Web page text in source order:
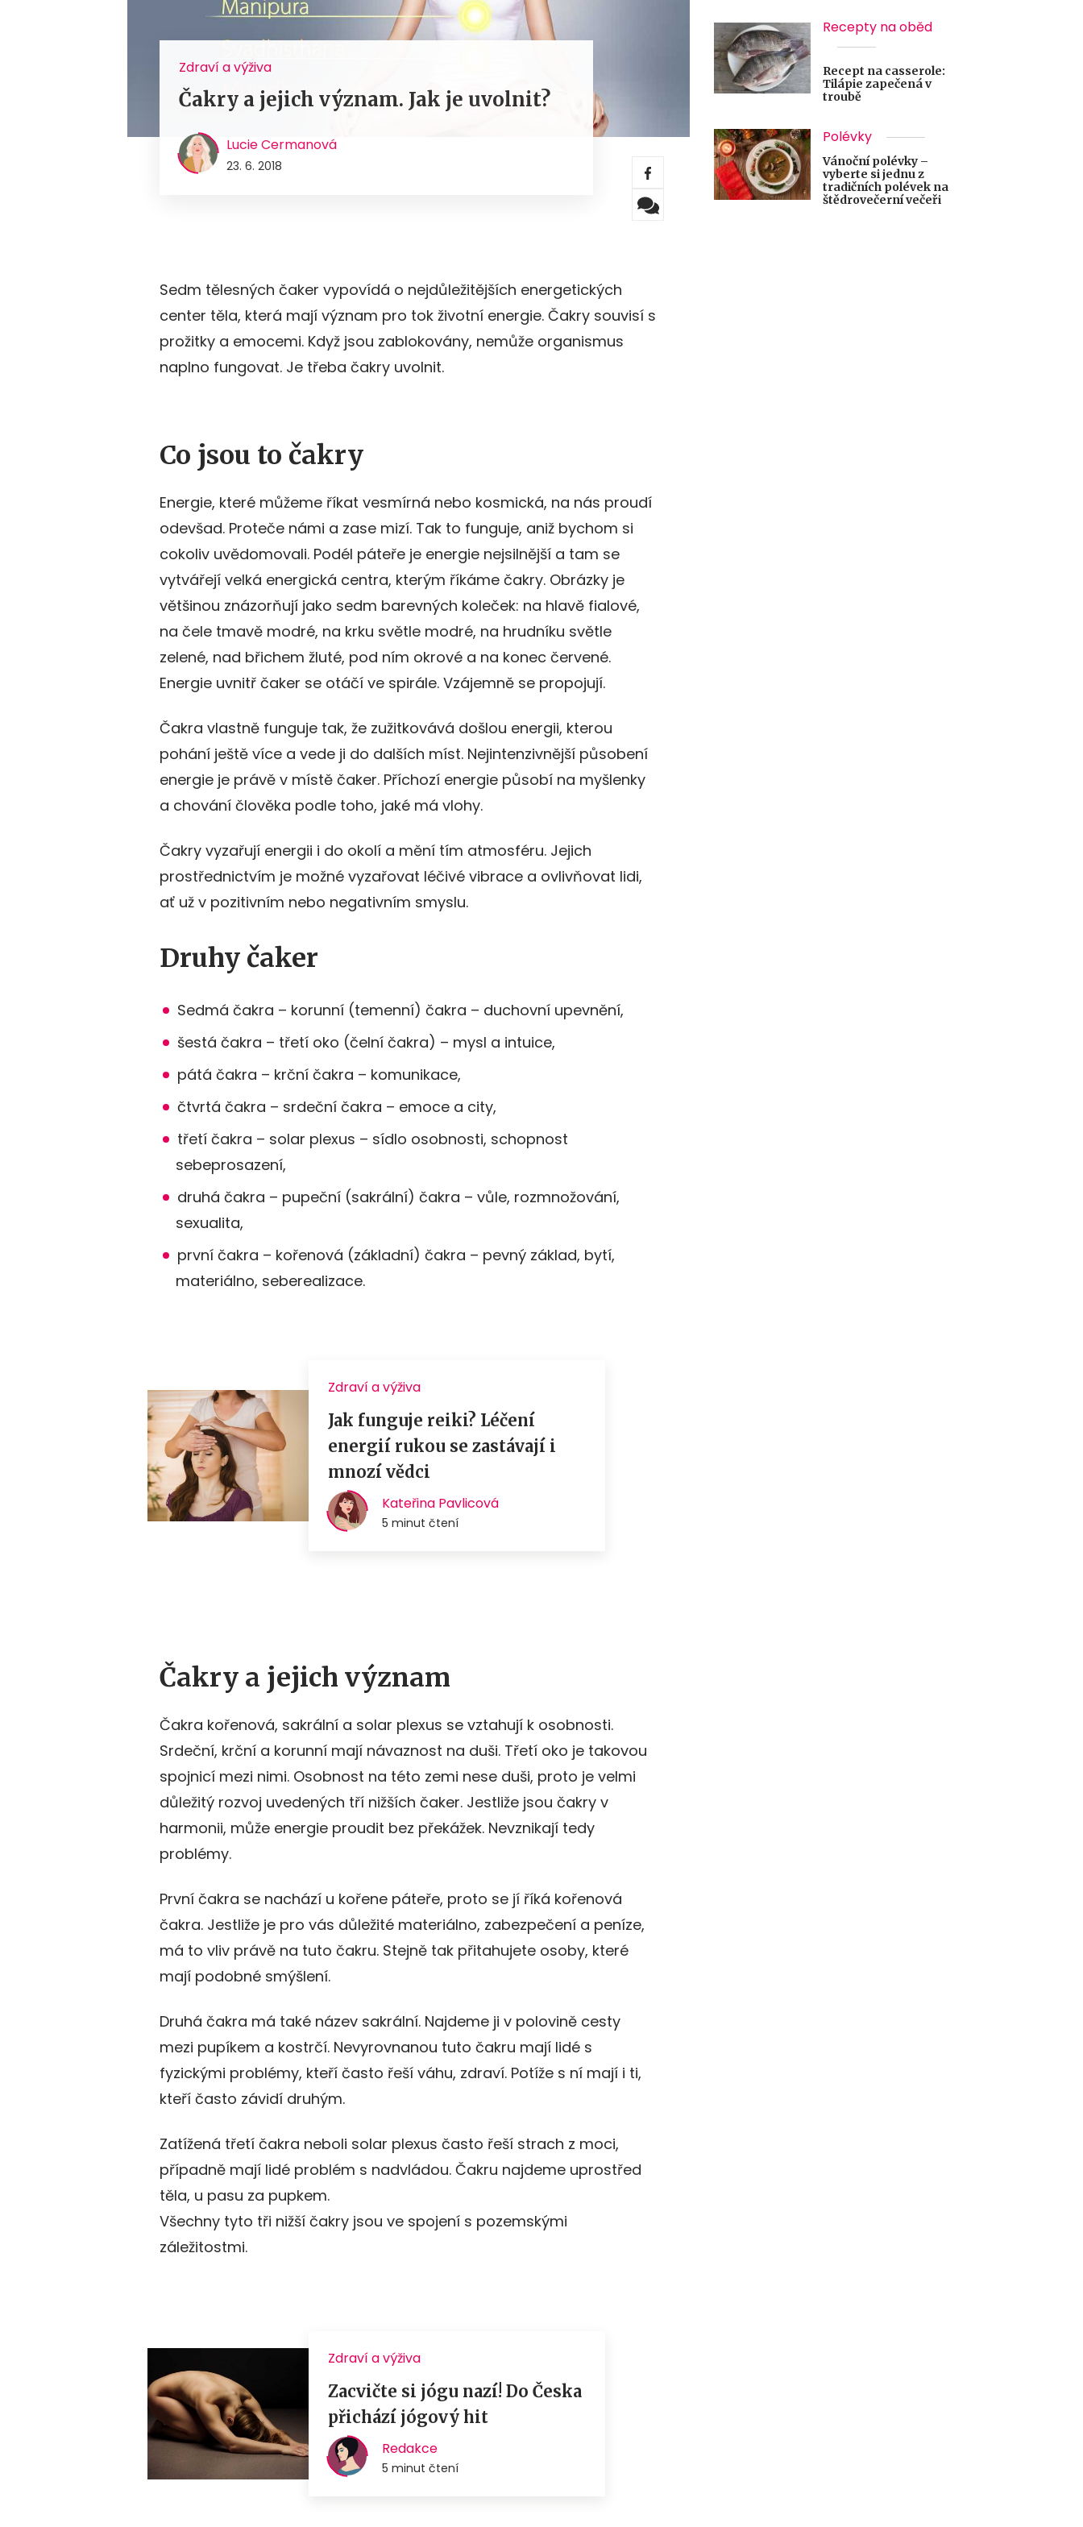
Zdraví a výživa
Čakry a jejich význam. Jak je uvolnit?
Lucie Cermanová
23. 6. 2018
Sedm tělesných čaker vypovídá o nejdůležitějších energetických
center těla, která mají význam pro tok životní energie. Čakry souvisí s
prožitky a emocemi. Když jsou zablokovány, nemůže organismus
naplno fungovat. Je třeba čakry uvolnit.
Co jsou to čakry
Energie, které můžeme říkat vesmírná nebo kosmická, na nás proudí
odevšad. Proteče námi a zase mizí. Tak to funguje, aniž bychom si
cokoliv uvědomovali. Podél páteře je energie nejsilnější a tam se
vytvářejí velká energická centra, kterým říkáme čakry. Obrázky je
většinou znázorňují jako sedm barevných koleček: na hlavě fialové,
na čele tmavě modré, na krku světle modré, na hrudníku světle
zelené, nad břichem žluté, pod ním okrové a na konec červené.
Energie uvnitř čaker se otáčí ve spirále. Vzájemně se propojují.
Čakra vlastně funguje tak, že zužitkovává došlou energii, kterou
pohání ještě více a vede ji do dalších míst. Nejintenzivnější působení
energie je právě v místě čaker. Příchozí energie působí na myšlenky
a chování člověka podle toho, jaké má vlohy.
Čakry vyzařují energii i do okolí a mění tím atmosféru. Jejich
prostřednictvím je možné vyzařovat léčivé vibrace a ovlivňovat lidi,
ať už v pozitivním nebo negativním smyslu.
Druhy čaker
Sedmá čakra – korunní (temenní) čakra – duchovní upevnění,
šestá čakra – třetí oko (čelní čakra) – mysl a intuice,
pátá čakra – krční čakra – komunikace,
čtvrtá čakra – srdeční čakra – emoce a city,
třetí čakra – solar plexus – sídlo osobnosti, schopnost
sebeprosazení,
druhá čakra – pupeční (sakrální) čakra – vůle, rozmnožování,
sexualita,
první čakra – kořenová (základní) čakra – pevný základ, bytí,
materiálno, seberealizace.
Čakry a jejich význam
Čakra kořenová, sakrální a solar plexus se vztahují k osobnosti.
Srdeční, krční a korunní mají návaznost na duši. Třetí oko je takovou
spojnicí mezi nimi. Osobnost na této zemi nese duši, proto je velmi
důležitý rozvoj uvedených tří nižších čaker. Jestliže jsou čakry v
harmonii, může energie proudit bez překážek. Nevznikají tedy
problémy.
První čakra se nachází u kořene páteře, proto se jí říká kořenová
čakra. Jestliže je pro vás důležité materiálno, zabezpečení a peníze,
má to vliv právě na tuto čakru. Stejně tak přitahujete osoby, které
mají podobné smýšlení.
Druhá čakra má také název sakrální. Najdeme ji v polovině cesty
mezi pupíkem a kostrčí. Nevyrovnanou tuto čakru mají lidé s
fyzickými problémy, kteří často řeší váhu, zdraví. Potíže s ní mají i ti,
kteří často závidí druhým.
Zatížená třetí čakra neboli solar plexus často řeší strach z moci,
případně mají lidé problém s nadvládou. Čakru najdeme uprostřed
těla, u pasu za pupkem.
Všechny tyto tři nižší čakry jsou ve spojení s pozemskými
záležitostmi.
Recepty na oběd
Recept na casserole:
Tilápie zapečená v
troubě
Polévky
Vánoční polévky –
vyberte si jednu z
tradičních polévek na
štědrovečerní večeři